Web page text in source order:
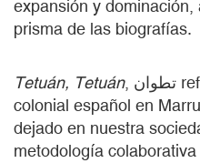
expansión y
prisma de las biografías.
Tetuán, Tetuán, تطوان reflexiona sobre el pasado
colonial español en
dejado en nuestra
metodología